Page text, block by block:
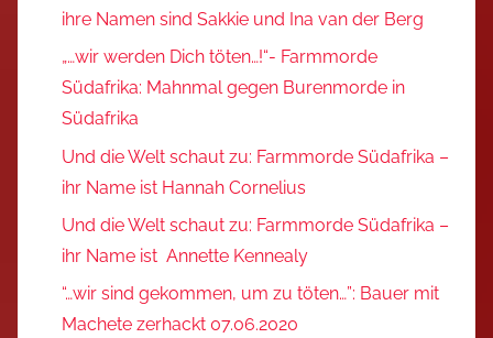
ihre Namen sind Sakkie und Ina van der Berg
„…wir werden Dich töten…!“- Farmmorde
Südafrika: Mahnmal gegen Burenmorde in
Südafrika
Und die Welt schaut zu: Farmmorde Südafrika –
ihr Name ist Hannah Cornelius
Und die Welt schaut zu: Farmmorde Südafrika –
ihr Name ist Annette Kennealy
“…wir sind gekommen, um zu töten…”: Bauer mit
Machete zerhackt 07.06.2020